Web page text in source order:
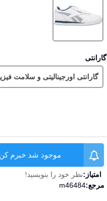
گارانتی
گارانتی اورجینالیتی و سلامت
موجود شد خبرم
امتیاز:نظر خود را بنویسید!
مرجع:m46484